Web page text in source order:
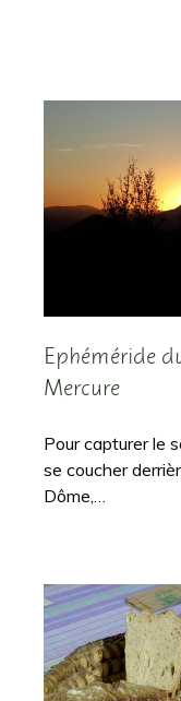
Ephéméride
Mercure
Pour capturer le
se coucher
Dôme,…